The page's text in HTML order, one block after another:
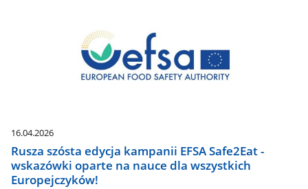
16.04.2026
Rusza szósta edycja kampanii EFSA Safe2Eat -
wskazówki oparte na nauce dla wszystkich
Europejczyków!